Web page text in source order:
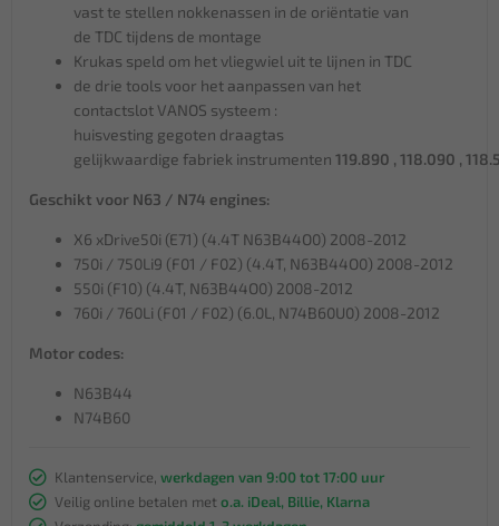
vast te stellen nokkenassen in de oriëntatie van
de TDC tijdens de montage
Krukas speld om het vliegwiel uit te lijnen in TDC
de drie tools voor het aanpassen van het
contactslot VANOS systeem :
huisvesting gegoten draagtas
gelijkwaardige fabriek instrumenten 119.890 , 118.090 ,
Geschikt voor N63 / N74 engines:
X6 xDrive50i (E71) (4.4T N63B44O0) 2008-2012
750i / 750Li9 (F01 / F02) (4.4T, N63B44O0) 2008-2012
550i (F10) (4.4T, N63B44O0) 2008-2012
760i / 760Li (F01 / F02) (6.0L, N74B60U0) 2008-2012
Motor codes:
N63B44
N74B60
Klantenservice, werkdagen van 9:00 tot 17:00 uur
Veilig online betalen met o.a. iDeal, Billie, Klarna